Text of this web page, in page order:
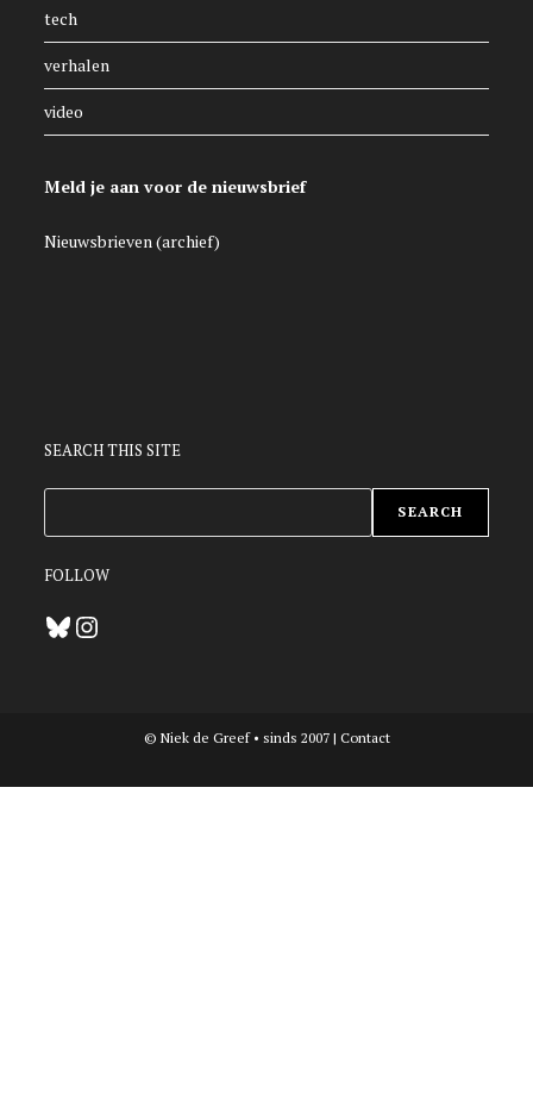
tech
verhalen
video
Meld je aan voor de nieuwsbrief
Nieuwsbrieven (archief)
SEARCH THIS SITE
SEARCH
FOLLOW
BlueskyInstagram
© Niek de Greef • sinds 2007 | Contact